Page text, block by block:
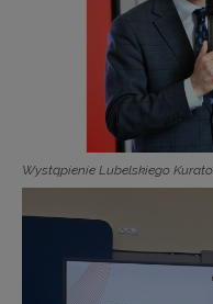
Wystąpienie Lubelskiego